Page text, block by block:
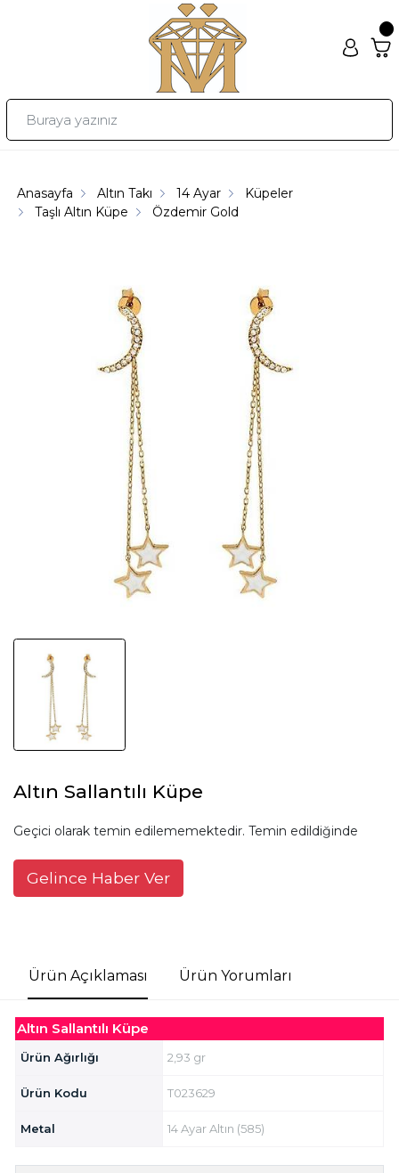
Anasayfa Altın Takı 14 Ayar
Küpeler
Taşlı Altın Küpe
Özdemir Gold
Altın Sallantılı Küpe
Geçici olarak temin edilememektedir. Temin edildiğinde
Gelince Haber Ver
Ürün Açıklaması Ürün Yorumları
Altın Sallantılı Küpe
Ürün Ağırlığı 2,93 gr
Ürün Kodu T023629
Metal 14 Ayar Altın (585)